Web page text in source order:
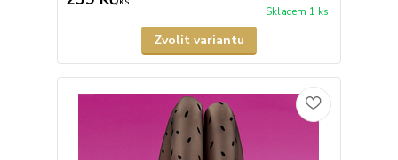
Skladem 1 ks
Zvolit variantu